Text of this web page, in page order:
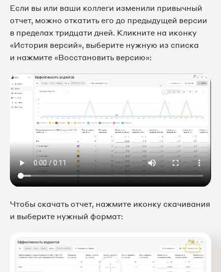
Если вы или ваши коллеги изменили привычный
отчет, можно откатить его до предыдущей версии
в пределах тридцати дней. Кликните на иконку
«История версий», выберите нужную из списка
и нажмите «Восстановить версию»:
Чтобы скачать отчет, нажмите иконку скачивания
и выберите нужный формат: